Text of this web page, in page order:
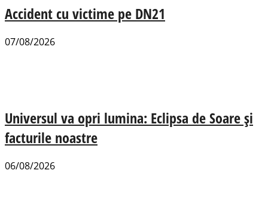
Accident cu victime pe DN21
07/08/2026
Universul va opri lumina: Eclipsa de Soare și
facturile noastre
06/08/2026